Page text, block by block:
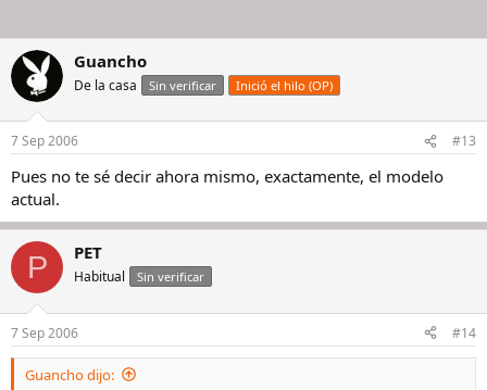
Guancho
De la casa Sin verificar Inició el hilo (OP)
7 Sep 2006 #13
Pues no te sé decir ahora mismo, exactamente, el modelo
actual.
P PET
Habitual Sin verificar
7 Sep 2006 #14
Guancho dijo: